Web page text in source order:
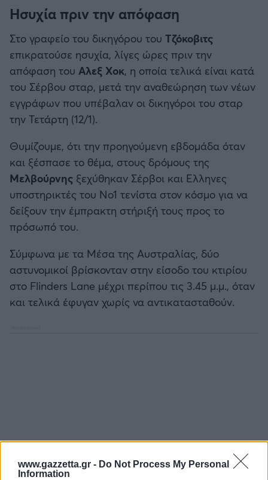
www.gazzetta.gr - Do Not Process My Personal
Information
Ησυχία πριν την απόφαση
Στο γραφείο του δικηγόρου του Τζόκοβιτς
επικρατούσε ησυχία, λίγες ώρες πριν την
απόφαση του Αλεξ Χοκ, η οποία τελικά είναι κατά
του Σέρβου σταρ, μετά την αναθεώρηση των νέων
εγγράφων που υπέβαλαν οι δικηγόροι του σταρ
την Τετάρτη (12/1).
Θυμίζουμε, ότι την προηγούμενη εβδομάδα όταν
και ξέσπασε το θέμα, στους δρόμους της
Μελβούρνης ξεχύθηκαν Σέρβοι και Ελληνες
υποστηρικτές του Νο1 τενίστα στον κόσμο για να
δείξουν την έμπρακτη στήριξή τους προς το
πρόσωπό του.
Σύμφωνα με τα Μέσα της Αυστραλίας, δύο
αστυνομικοί βρίσκονταν στην είσοδο του κτιρίου
στο Flinders Lane μέχρι περίπου τις 3.45 μ.μ., όταν
και τελικά έφυγαν χωρίς να αντικατασταθούν.